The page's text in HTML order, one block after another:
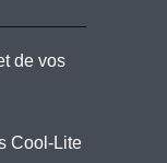
de vos
Cool-Lite